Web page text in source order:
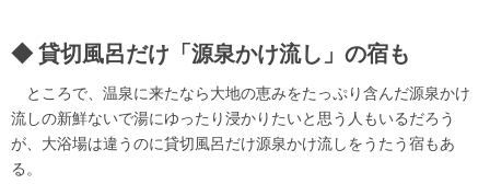
貸切風呂だけ「源泉かけ流し」の宿も
ところで、温泉に来たなら大地の恵みをたっぷり含んだ源泉かけ
流しの新鮮ないで湯にゆったり浸かりたいと思う人もいるだろう
が、大浴場は違うのに貸切風呂だけ源泉かけ流しをうたう宿もあ
る。